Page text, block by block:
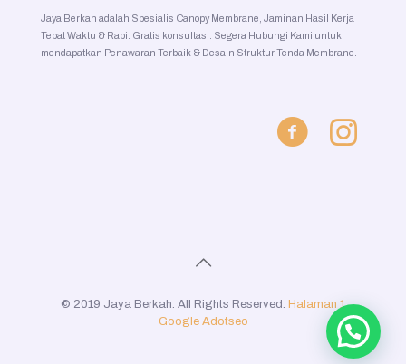
Jaya Berkah adalah Spesialis Canopy Membrane, Jaminan Hasil Kerja
Tepat Waktu & Rapi. Gratis konsultasi. Segera Hubungi Kami untuk
mendapatkan Penawaran Terbaik & Desain Struktur Tenda Membrane.
© 2019 Jaya Berkah. All Rights Reserved. Halaman 1
Google Adotseo